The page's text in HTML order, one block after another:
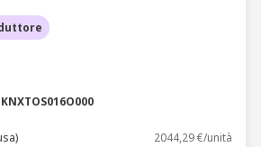
2044,29 €/unità